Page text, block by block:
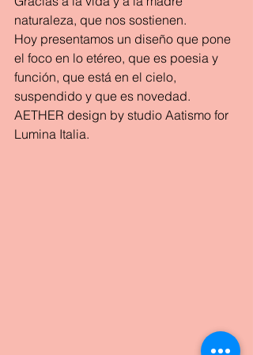
naturaleza, que nos sostienen.
Hoy presentamos un diseño que pone
el foco en lo etéreo, que es poesia y
función, que está en el cielo,
suspendido y que es novedad.
AETHER design by studio Aatismo for
Lumina Italia.